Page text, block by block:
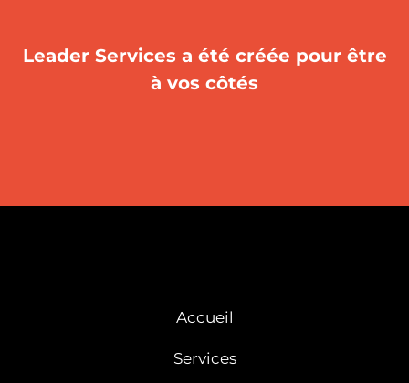
Leader Services a été créée pour être
à vos côtés
Accueil
Services